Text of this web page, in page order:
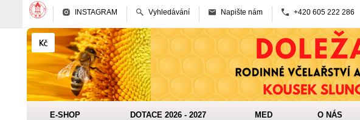
INSTAGRAM Vyhledávání Napište nám +420 605 222 286
E-SHOP DOTACE 2026 - 2027 MED O NÁS